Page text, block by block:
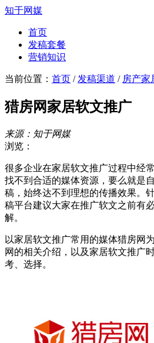
知于网媒
首页
发稿套餐
营销知识
当前位置： 首页 / 发稿渠道 / 房产家
猎房网家居软文推广
来源：知于网媒
浏览：
很多企业在家居软文推广过程中经
找不到合适的媒体资源，要么就是
稿，始终达不到理想的传播效果。
稿平台建议大家在推广软文之前有
解。
以家居软文推广常用的媒体猎房网
网的相关介绍，以及家居软文推广
考、选择。